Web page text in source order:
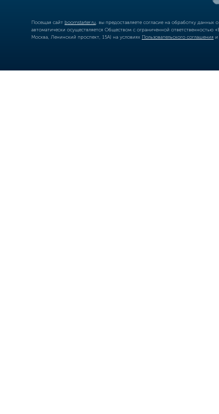
Посещая сайт boomstarter.ru , вы предоставляете согласие на обработку
автоматически осуществляется Обществом с ограниченной
Москва, Ленинский проспект, 15А) на условиях Пользовательского соглашения и